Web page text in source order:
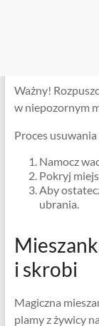
Ważny!
w niepozornym
Proces
Namocz
Pokryj
Aby
ubrania.
i skrobi
Magiczna
plamy z żywicy